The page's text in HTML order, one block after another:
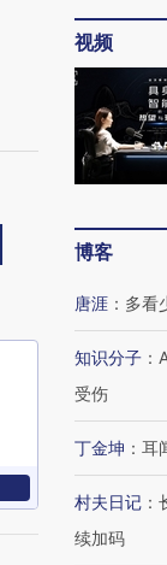
视频
博客
唐涯 ： 多看
知识分子 ：
受伤
丁金坤 ： 耳
村夫日记 ：
续加码